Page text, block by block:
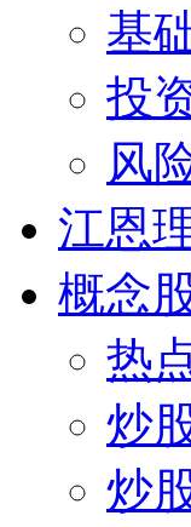
基
投
风
江恩
概念
热
炒
炒